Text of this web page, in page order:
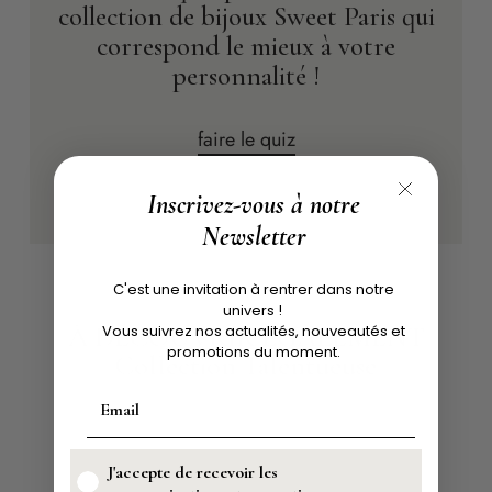
collection de bijoux Sweet Paris qui
correspond le mieux à votre
personnalité !
faire le quiz
À DÉCOUVRIR ÉGALEMENT
Collection Talentueuse
Inscrivez-vous à notre
Newsletter
C'est une invitation à rentrer dans notre
univers !
Vous suivrez nos actualités, nouveautés et
promotions du moment.
J'accepte de recevoir les